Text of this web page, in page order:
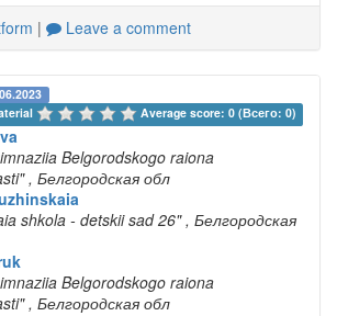
| Leave a comment
Average score: 0 (Всего: 0)
Belgorodskogo raiona
, Белгородская обл
shkola - detskii sad 26" , Белгородская
Belgorodskogo raiona
, Белгородская обл